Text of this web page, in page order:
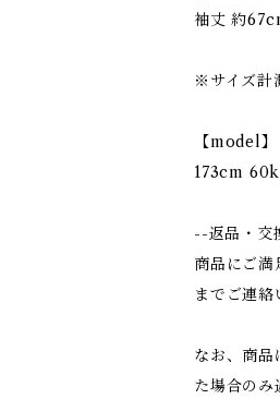
袖丈 約
※サイズ計
【model】
173cm
--返品・交
商品にご
までご連絡
なお、商
た場合のみ